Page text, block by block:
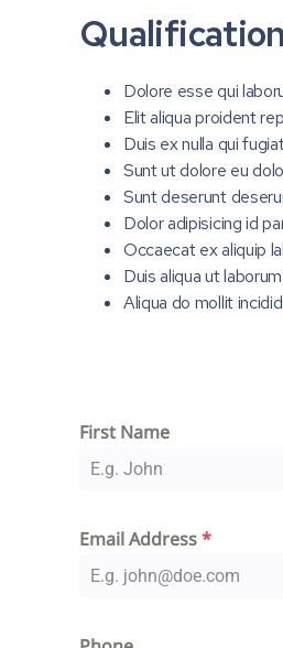
Dolore esse qui
Elit aliqua proident
Duis ex nulla qui
Sunt ut dolore eu
Sunt deserunt
Dolor adipisicing id
Occaecat ex aliquip
Duis aliqua ut
Aliqua do mollit
First Name
Email Address*